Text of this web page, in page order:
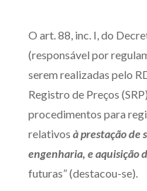
O art. 88, inc. I, do
(responsável por
serem realizadas pelo
Registro de Preços
procedimentos para
relativos à prestação de
engenharia, e aquisição
futuras” (destacou-se).